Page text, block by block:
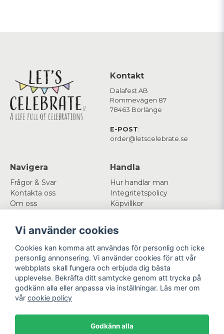
Kontakt
Dalafest AB
Rommevägen 87
78463 Borlänge
E-POST:
order@letscelebrate.se
Navigera
Frågor & Svar
Kontakta oss
Om oss
Handla
Hur handlar man
Integritetspolicy
Köpvillkor
Mitt konto
Logga in
Registrera dig
Glömt lösenord?
Följ oss
Facebook
Instagram
Betala enkelt Vi levererar med
Vi använder cookies
Cookies kan komma att användas för personlig och icke
personlig annonsering. Vi använder cookies för att vår
webbplats skall fungera och erbjuda dig bästa
upplevelse. Bekräfta ditt samtycke genom att trycka på
godkänn alla eller anpassa via inställningar. Läs mer om
vår cookie policy
Godkänn alla